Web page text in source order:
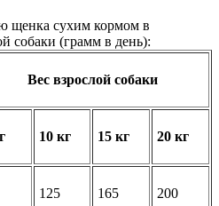
щенка сухим кормом в
собаки (грамм в день):
Вес взрослой собаки
10 кг 15 кг 20 кг
125 165 200